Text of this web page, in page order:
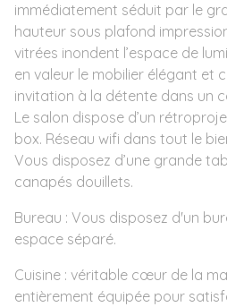
immédiatement séduit par le
hauteur sous plafond
vitrées inondent l’espace de
en valeur le mobilier élégant et
invitation à la détente dans un
Le salon dispose d’un
box. Réseau wifi dans tout le
Vous disposez d’une grande
canapés douillets.
Bureau : Vous disposez d'un
espace séparé.
Cuisine : véritable cœur de la
entièrement équipée pour